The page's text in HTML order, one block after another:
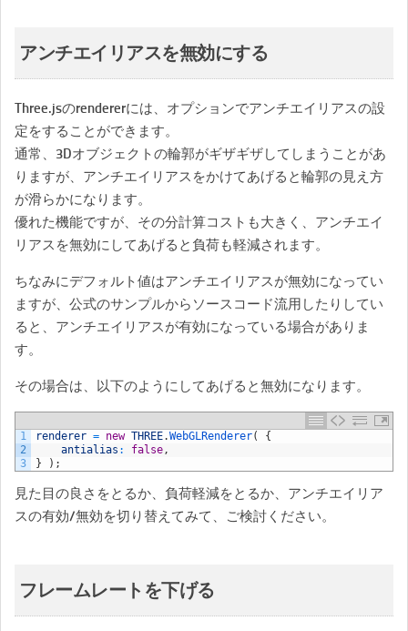
アンチエイリアスを無効にする
Three.jsのrendererには、オプションでアンチエイリアスの設
定をすることができます。
通常、3Dオブジェクトの輪郭がギザギザしてしまうことがあ
りますが、アンチエイリアスをかけてあげると輪郭の見え方
が滑らかになります。
優れた機能ですが、その分計算コストも大きく、アンチエイ
リアスを無効にしてあげると負荷も軽減されます。
ちなみにデフォルト値はアンチエイリアスが無効になってい
ますが、公式のサンプルからソースコード流用したりしてい
ると、アンチエイリアスが有効になっている場合がありま
す。
その場合は、以下のようにしてあげると無効になります。
1
2
3
renderer = new THREE.WebGLRenderer(
{
antialias : false ,
}
) ;
見た目の良さをとるか、負荷軽減をとるか、アンチエイリア
スの有効/無効を切り替えてみて、ご検討ください。
フレームレートを下げる